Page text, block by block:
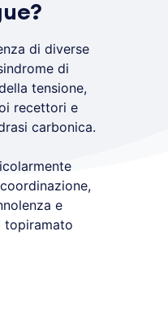
di diverse
di
tensione,
recettori e
carbonica.
e
topiramato